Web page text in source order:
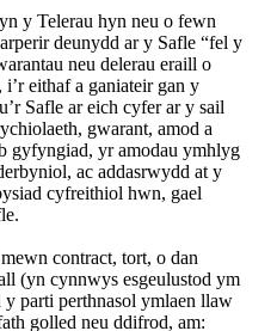
y Telerau hyn neu o fewn
deunydd ar y Safle “fel y
neu delerau eraill o
eithaf a ganiateir gan y
Safle ar eich cyfer ar y sail
gwarant, amod a
gyfyngiad, yr amodau ymhlyg
ac addasrwydd at y
cyfreithiol hwn, gael
contract, tort, o dan
(yn cynnwys esgeulustod ym
parti perthnasol ymlaen llaw
golled neu ddifrod, am: